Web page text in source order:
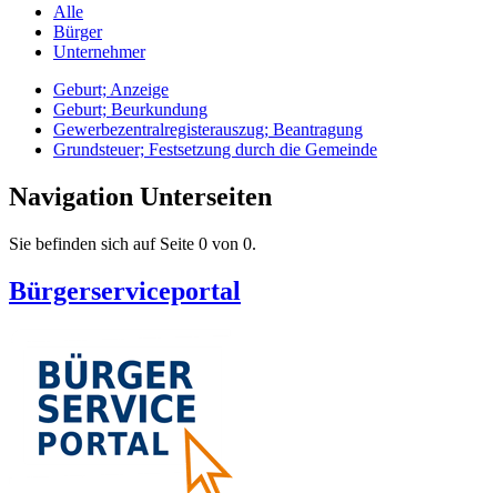
Alle
Bürger
Unternehmer
Geburt; Anzeige
Geburt; Beurkundung
Gewerbezentralregisterauszug; Beantragung
Grundsteuer; Festsetzung durch die Gemeinde
Navigation Unterseiten
Sie befinden sich auf Seite 0 von 0.
Bürgerserviceportal